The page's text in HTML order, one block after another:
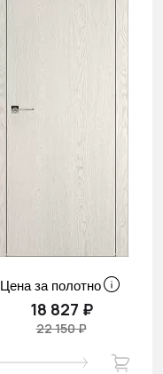
Цена за полотно
18 827 ₽
22 150 ₽